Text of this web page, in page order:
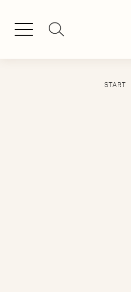
START